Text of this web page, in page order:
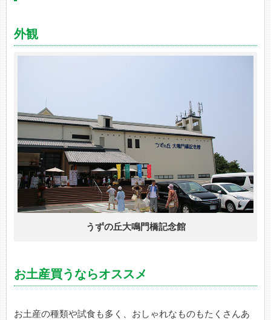
外観
うずの丘大鳴門橋記念館
お土産買うならオススメ
お土産の種類や試食も多く、おしゃれなものもたくさんあ